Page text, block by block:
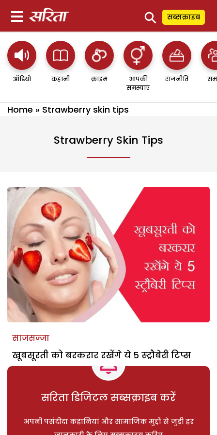
⚲ सब्सक्राइब
ऑडियो कहानी क्राइम
आपकी
समस्याएं
राजनीति
Home » Strawberry skin tips
Strawberry Skin Tips
साजसज्जा
खूबसूरती को बरकरार रखेंगे ये 5 स्ट्रौबेरी टिप्स
सरिता डिजिटल सब्सक्राइब करें
अपनी पसंदीदा कहानियां और सामाजिक मुद्दों से जुड़ी हर